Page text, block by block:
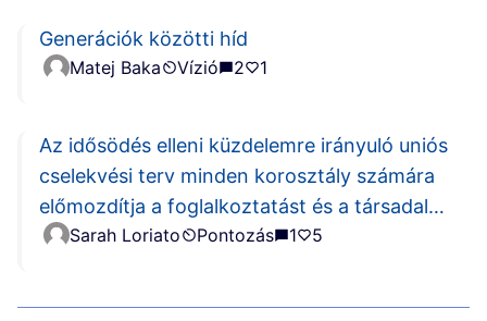
Generációk közötti híd
Matej Baka Vízió 2 1
Az idősödés elleni küzdelemre irányuló uniós
cselekvési terv minden korosztály számára
előmozdítja a foglalkoztatást és a társadalmi
befogadást
Sarah Loriato Pontozás 1 5